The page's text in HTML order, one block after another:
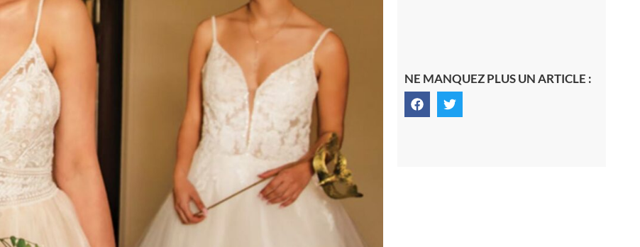
NE MANQUEZ PLUS UN ARTICLE :